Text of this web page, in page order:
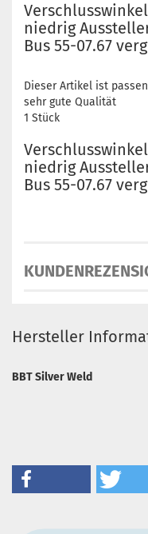
niedrig
Bus 55-07.67
Dieser Artikel ist
sehr gute Qualität
1 Stück
niedrig
Bus 55-07.67
Hersteller
BBT Silver Weld